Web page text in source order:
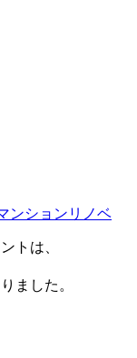
ンションリノベ
トは、
ました。